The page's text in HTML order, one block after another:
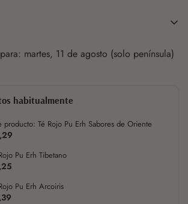
Canela
martes, 11 de agosto (solo península)
habitualmente
producto: Té Rojo Pu Erh Sabores de Oriente
Pu Erh Tibetano
Pu Erh Arcoiris